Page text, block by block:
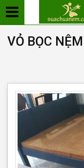
VỎ BỌC